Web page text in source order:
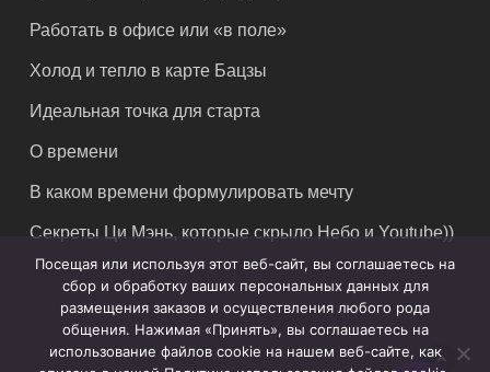
Работать в офисе или «в поле»
Холод и тепло в карте Бацзы
Идеальная точка для старта
О времени
В каком времени формулировать мечту
Секреты Ци Мэнь, которые скрыло Небо и Youtube))
Посещая или используя этот веб-сайт, вы соглашаетесь на
сбор и обработку ваших персональных данных для
размещения заказов и осуществления любого рода
общения. Нажимая «Принять», вы соглашаетесь на
использование файлов cookie на нашем веб-сайте, как